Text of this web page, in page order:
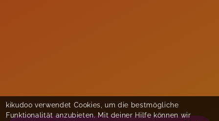
kikudoo verwendet Cookies, um die bestmögliche
Funktionalität anzubieten. Mit deiner Hilfe können wir